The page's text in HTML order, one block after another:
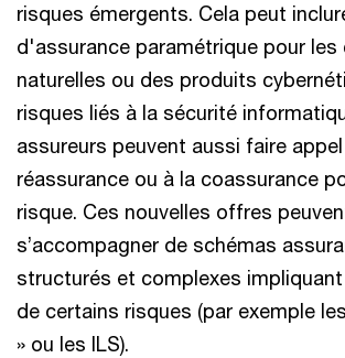
risques émergents. Cela peut
d'assurance paramétrique pour
naturelles ou des produits
risques liés à la sécurité
assureurs peuvent aussi faire
réassurance ou à la coassurance
risque. Ces nouvelles offres
s’accompagner de schémas
structurés et complexes
de certains risques (par exemple
» ou les ILS).